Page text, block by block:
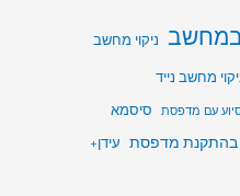
ניקוי מחשב
מחשב נייד
עם מדפסת סיסמא
בהתקנת מדפסת עידן+